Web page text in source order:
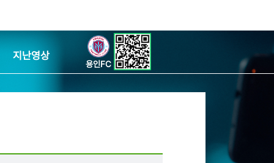
지난영상
용인FC